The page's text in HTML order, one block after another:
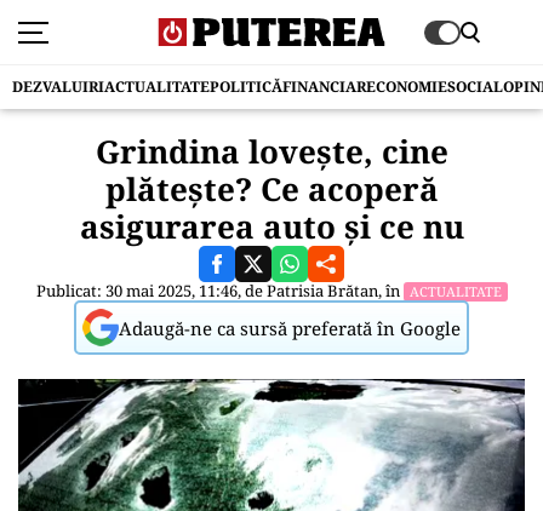
DEZVALUIRIACTUALITATEPOLITICĂFINANCIARECONOMIESOCIAL
Grindina lovește, cine
plătește? Ce acoperă
asigurarea auto și ce nu
Publicat: 30 mai 2025, 11:46, dePatrisia Brătan, în ACTUALITATE
Adaugă-ne ca sursă preferată în Google